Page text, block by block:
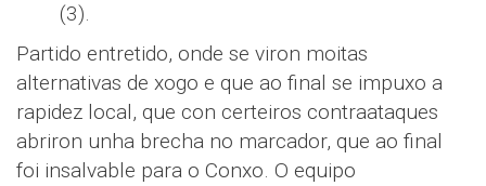
(3).
Partido entretido, onde se viron moitas
alternativas de xogo e que ao final se impuxo a
rapidez local, que con certeiros contraataques
abriron unha brecha no marcador, que ao final
foi insalvable para o Conxo. O equipo